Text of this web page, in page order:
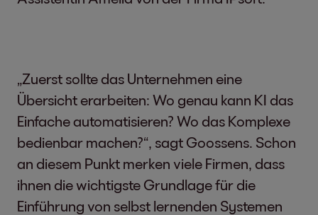
„Zuerst sollte das Unternehmen eine
Übersicht erarbeiten: Wo genau kann KI das
Einfache automatisieren? Wo das Komplexe
bedienbar machen?“, sagt Goossens. Schon
an diesem Punkt merken viele Firmen, dass
ihnen die wichtigste Grundlage für die
Einführung von selbst lernenden Systemen